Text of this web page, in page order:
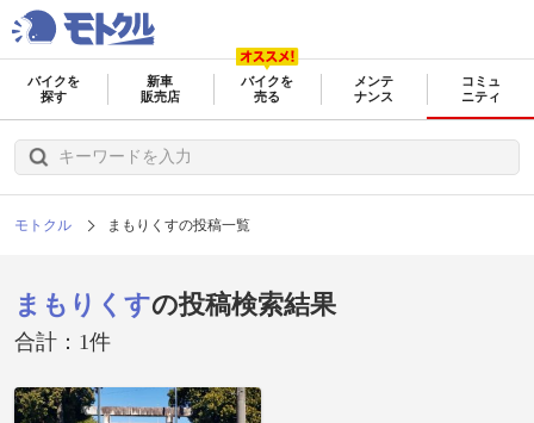
バイクを
探す
新車
販売店
バイクを
売る
メンテ
ナンス
コミュ
ニティ
モトクル まもりくすの投稿一覧
まもりくすの投稿検索結果
合計：1件